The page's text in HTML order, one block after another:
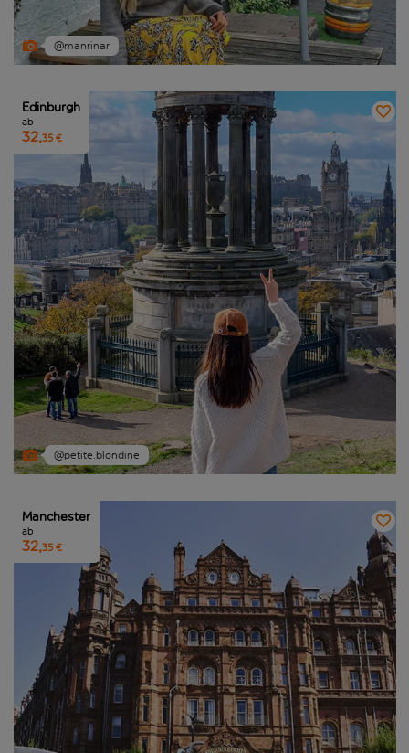
@manrinar
Edinburgh
ab
32,35 €
@petite.blondine
Manchester
ab
32,35 €